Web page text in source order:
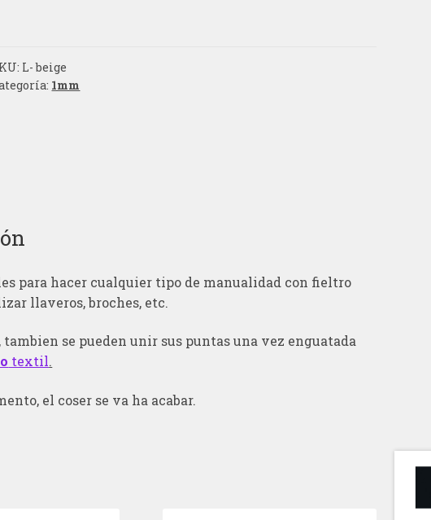
L- beige
1mm
para hacer cualquier tipo de manualidad con fieltro
llaveros, broches, etc.
tambien se pueden unir sus puntas una vez enguatada
textil.
el coser se va ha acabar.